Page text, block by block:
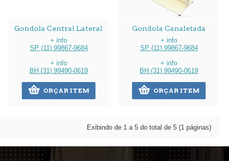
Gondola Central Lateral
+ info
SP (11) 99867-9684
+ info
BH (31) 99490-0619
ORÇAR ITEM
Gondola Canaletada
+ info
SP (11) 99867-9684
+ info
BH (31) 99490-0619
ORÇAR ITEM
Exibindo de 1 a 5 do total de 5 (1 páginas)